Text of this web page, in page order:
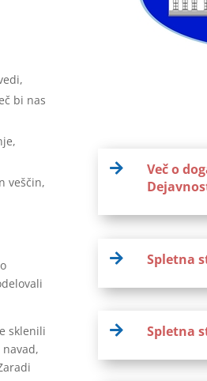
bi nas
veščin,
sklenili

Več o
 Spletna
 Spletna